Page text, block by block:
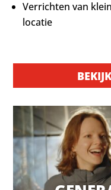
Verrichten van
locatie